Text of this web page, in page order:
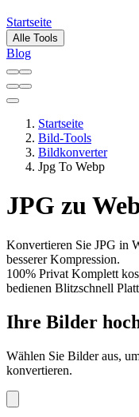
Startseite
Alle Tools
Blog
Startseite
Bild-Tools
Bildkonverter
Jpg To Webp
JPG zu
Konvertieren Sie JPG in
besserer Kompression.
100% Privat Komplett
bedienen Blitzschnell
Ihre Bilder
Wählen Sie Bilder aus,
konvertieren.